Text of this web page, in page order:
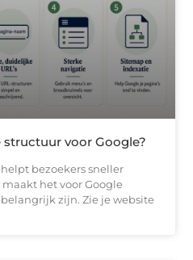
structuur voor Google?
bezoekers sneller
het voor Google
zijn. Zie je website